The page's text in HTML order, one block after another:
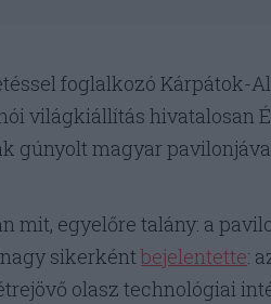
foglalkozó Kárpátok-
világkiállítás hivatalosan
gúnyolt magyar
mit, egyelőre talány: a
sikerkéntbejelentette:
olasz technológiai